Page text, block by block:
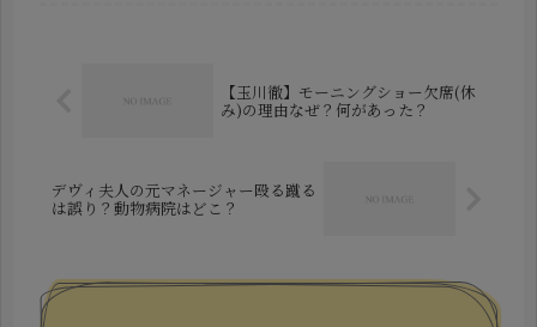
【玉川徹】モーニングショー欠席(休
み)の理由なぜ？何があった？
デヴィ夫人の元マネージャー殴る蹴る
は誤り？動物病院はどこ？